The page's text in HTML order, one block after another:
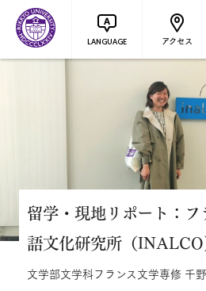
LANGUAGE アクセス
留学・現地リポート：
語文化研究所（INALCO
文学部文学科フランス文学専修 千